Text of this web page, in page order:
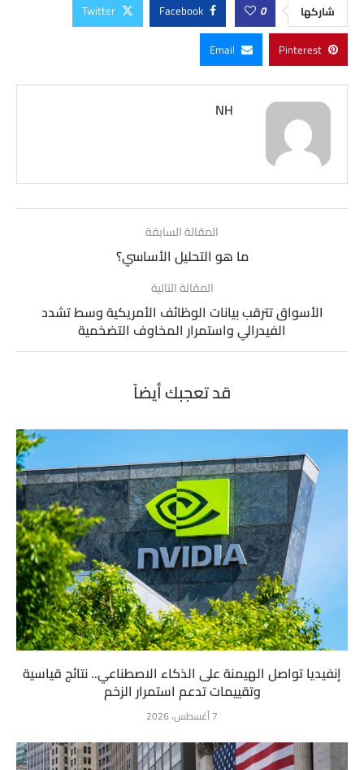
شاركها 0
Facebook
Twitter
Pinterest
Email
NH
المقالة السابقة
ما هو التحليل الأساسي؟
المقالة التالية
الأسواق تترقب بيانات الوظائف الأمريكية وسط تشدد
الفيدرالي واستمرار المخاوف التضخمية
قد تعجبك أيضاً
إنفيديا تواصل الهيمنة على الذكاء الاصطناعي.. نتائج قياسية
وتقييمات تدعم استمرار الزخم
7 أغسطس، 2026